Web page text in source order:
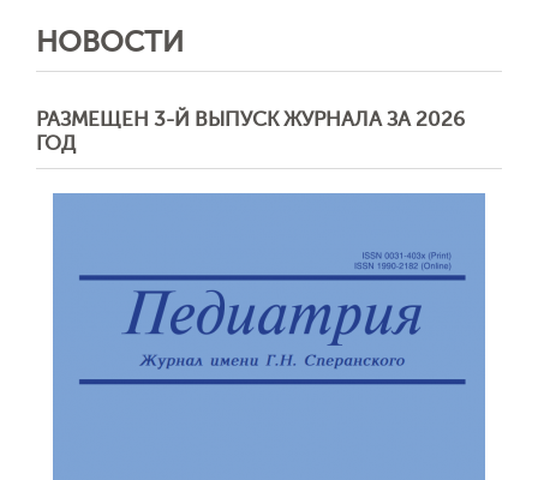
НОВОСТИ
РАЗМЕЩЕН 3-Й ВЫПУСК ЖУРНАЛА ЗА 2026
ГОД